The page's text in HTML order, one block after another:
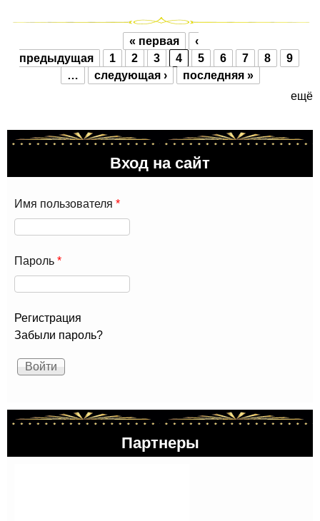
Страницы
« первая
‹
предыдущая
1 2 3 4 5 6 7 8
9
…
следующая ›
последняя »
ещё
Вход на сайт
Имя пользователя *
Пароль *
Регистрация
Забыли пароль?
Партнеры